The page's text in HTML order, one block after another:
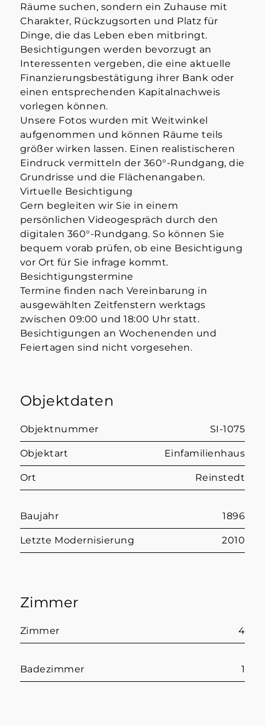
Räume suchen, sondern ein Zuhause mit
Charakter, Rückzugsorten und Platz für
Dinge, die das Leben eben mitbringt.
Besichtigungen werden bevorzugt an
Interessenten vergeben, die eine aktuelle
Finanzierungsbestätigung ihrer Bank oder
einen entsprechenden Kapitalnachweis
vorlegen können.
Unsere Fotos wurden mit Weitwinkel
aufgenommen und können Räume teils
größer wirken lassen. Einen realistischeren
Eindruck vermitteln der 360°-Rundgang, die
Grundrisse und die Flächenangaben.
Virtuelle Besichtigung
Gern begleiten wir Sie in einem
persönlichen Videogespräch durch den
digitalen 360°-Rundgang. So können Sie
bequem vorab prüfen, ob eine Besichtigung
vor Ort für Sie infrage kommt.
Besichtigungstermine
Termine finden nach Vereinbarung in
ausgewählten Zeitfenstern werktags
zwischen 09:00 und 18:00 Uhr statt.
Besichtigungen an Wochenenden und
Feiertagen sind nicht vorgesehen.
Objektdaten
Objektnummer SI-1075
Objektart Einfamilienhaus
Ort Reinstedt
Baujahr 1896
Letzte Modernisierung 2010
Zimmer
Zimmer 4
Badezimmer 1